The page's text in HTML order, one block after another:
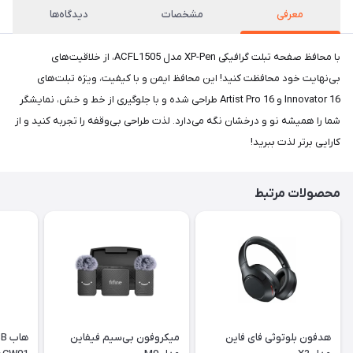
معرفی مشخصات دیدگاه‌ها
با محافظ صفحه تبلت گرافیکی XP-Pen مدل ACFL1505، از خلاقیت‌های
بی‌نهایت خود محافظت کنید! این محافظ ایمن و با کیفیت، ویژه تبلت‌های
Innovator 16 و Artist Pro 16 طراحی شده و با جلوگیری از خط و خش، نمایشگر
شما را همیشه نو و درخشان نگه می‌دارد. لذت طراحی بی‌وقفه را تجربه کنید و از
کارایی برتر لذت ببرید!
محصولات مرتبط
هدفون بلوتوثی فای فاین
میکروفون بی‌سیم فیفاین